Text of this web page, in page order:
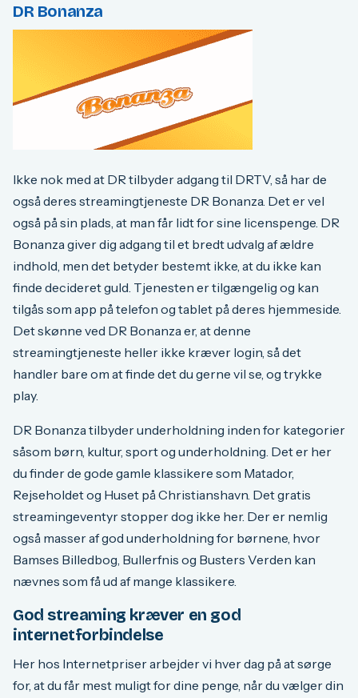
DR Bonanza
Ikke nok med at DR tilbyder adgang til DRTV, så har de
også deres streamingtjeneste DR Bonanza. Det er vel
også på sin plads, at man får lidt for sine licenspenge. DR
Bonanza giver dig adgang til et bredt udvalg af ældre
indhold, men det betyder bestemt ikke, at du ikke kan
finde decideret guld. Tjenesten er tilgængelig og kan
tilgås som app på telefon og tablet på deres hjemmeside.
Det skønne ved DR Bonanza er, at denne
streamingtjeneste heller ikke kræver login, så det
handler bare om at finde det du gerne vil se, og trykke
play.
DR Bonanza tilbyder underholdning inden for kategorier
såsom børn, kultur, sport og underholdning. Det er her
du finder de gode gamle klassikere som Matador,
Rejseholdet og Huset på Christianshavn. Det gratis
streamingeventyr stopper dog ikke her. Der er nemlig
også masser af god underholdning for børnene, hvor
Bamses Billedbog, Bullerfnis og Busters Verden kan
nævnes som få ud af mange klassikere.
God streaming kræver en god
internetforbindelse
Her hos Internetpriser arbejder vi hver dag på at sørge
for, at du får mest muligt for dine penge, når du vælger din